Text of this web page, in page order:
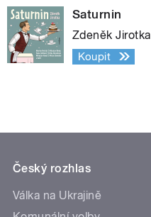
Saturnin
Zdeněk Jirotka
Koupit
Český rozhlas
Válka na Ukrajině